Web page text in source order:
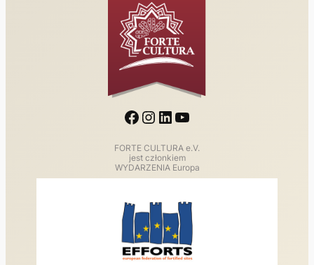
Facebook Instagram LinkedIn YouTube
FORTE CULTURA e.V.
jest członkiem
WYDARZENIA Europa